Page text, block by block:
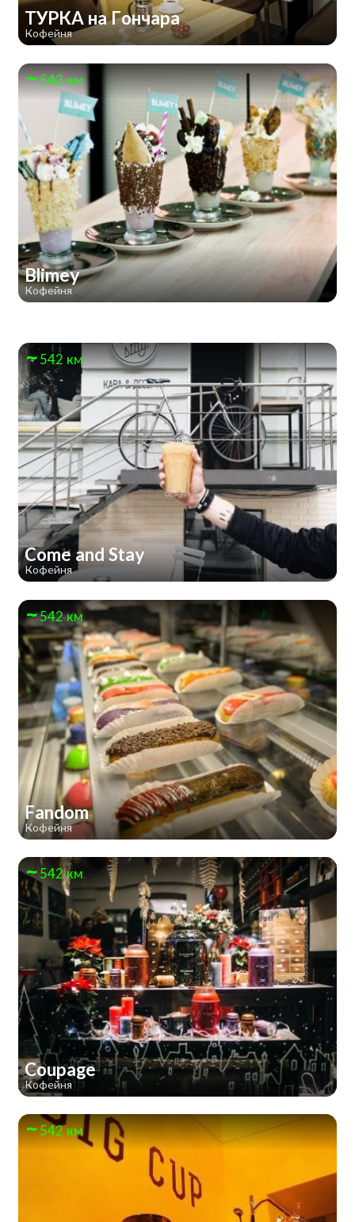
ТУРКА на Гончара
Кофейня
542 км
Blimey
Кофейня
542 км
Come and Stay
Кофейня
542 км
Fandom
Кофейня
542 км
Coupage
Кофейня
542 км